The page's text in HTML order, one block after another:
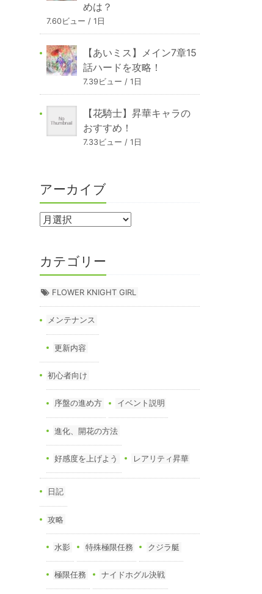
めは？
7.60ビュー / 1日
【あいミス】メイン7章15
話ハードを攻略！
7.39ビュー / 1日
【花騎士】昇華キャラの
おすすめ！
7.33ビュー / 1日
アーカイブ
カテゴリー
FLOWER KNIGHT GIRL
メンテナンス
更新内容
初心者向け
序盤の進め方 イベント説明
進化、開花の方法
好感度を上げよう レアリティ昇華
日記
攻略
水影 特殊極限任務 クジラ艇
極限任務 ナイドホグル決戦